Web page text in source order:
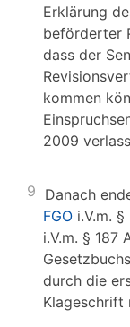
Erklärung
beförderter
dass der
kommen
2009
9 Danach
FGO i.V.m.
i.V.m. § 187
durch die
Klageschrift